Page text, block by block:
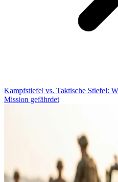
Kampfstiefel vs. Taktische Stiefel:
Mission gefährdet